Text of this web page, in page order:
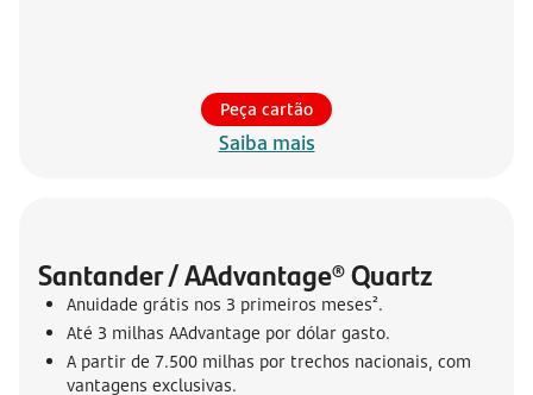
Peça cartão
Saiba mais
Santander / AAdvantage® Quartz
Anuidade grátis nos 3 primeiros meses².
Até 3 milhas AAdvantage por dólar gasto.
A partir de 7.500 milhas por trechos nacionais, com
vantagens exclusivas.